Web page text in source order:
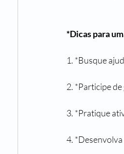
*Dicas para
1. *Busque
2. *Participe
3. *Pratique
4.